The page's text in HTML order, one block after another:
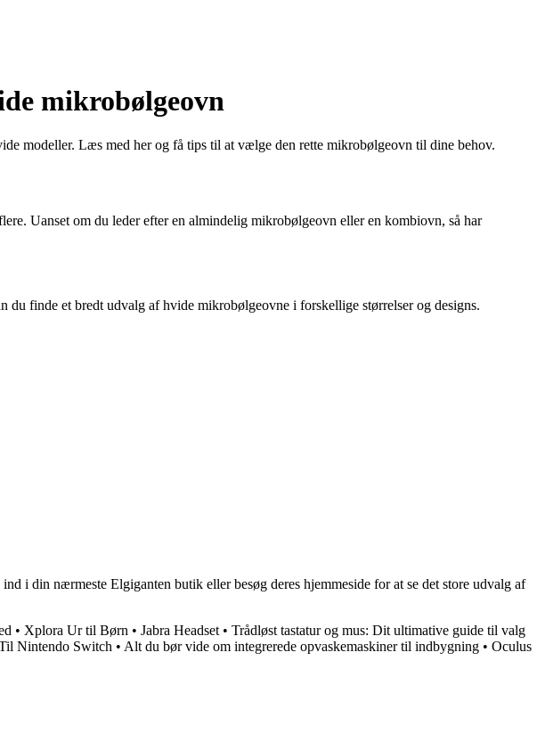
mikrobølgeovn
modeller. Læs med her og få tips til at vælge den rette mikrobølgeovn til dine behov.
Uanset om du leder efter en almindelig mikrobølgeovn eller en kombiovn, så har
finde et bredt udvalg af hvide mikrobølgeovne i forskellige størrelser og designs.
i din nærmeste Elgiganten butik eller besøg deres hjemmeside for at se det store udvalg af
• Xplora Ur til Børn • Jabra Headset • Trådløst tastatur og mus: Dit ultimative guide til valg
Nintendo Switch • Alt du bør vide om integrerede opvaskemaskiner til indbygning • Oculus